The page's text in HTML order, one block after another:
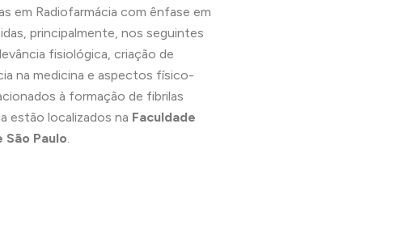
em Radiofarmácia com ênfase em
principalmente, nos seguintes
fisiológica, criação de
na medicina e aspectos físico-
à formação de fibrilas
estão localizados na Faculdade
São Paulo.